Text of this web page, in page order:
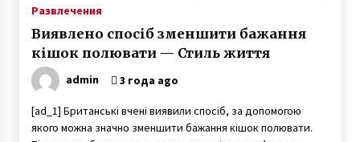
Развлечения
Виявлено спосіб зменшити бажання
кішок полювати — Стиль життя
admin 3 года ago
[ad_1] Британські вчені виявили спосіб, за допомогою
якого можна значно зменшити бажання кішок полювати.